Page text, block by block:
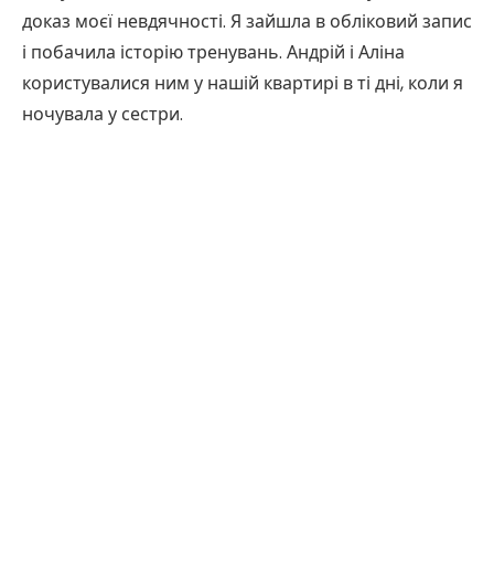
доказ моєї невдячності. Я зайшла в обліковий запис
і побачила історію тренувань. Андрій і Аліна
користувалися ним у нашій квартирі в ті дні, коли я
ночувала у сестри.